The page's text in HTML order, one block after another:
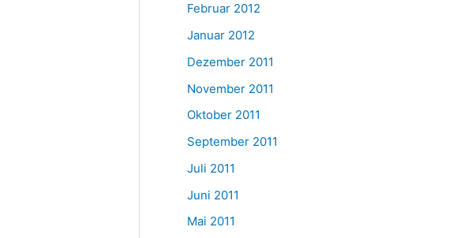
Februar 2012
Januar 2012
Dezember 2011
November 2011
Oktober 2011
September 2011
Juli 2011
Juni 2011
Mai 2011